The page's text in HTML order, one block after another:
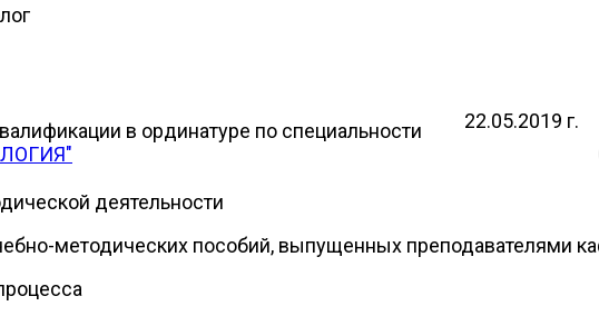
в ординатуре по специальности
22.05.2019 г.
деятельности
методических пособий, выпущенных преподавателями